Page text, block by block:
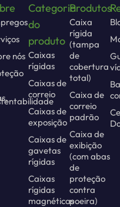
nós
Categoria
do
produto
Caixas
rígidas
Caixas de
correio
Caixas de
exposição
Caixas de
gavetas
rígidas
Caixas
rígidas
magnéticas
Produtos
Caixa
rígida
(tampa
de
cobertura
total)
Caixa de
correio
padrão
Caixa de
exibição
(com abas
de
proteção
contra
poeira)